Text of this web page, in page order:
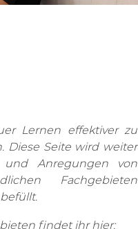
Lernen effektiver zu
Diese Seite wird weiter
Anregungen von
Fachgebieten
findet ihr hier: